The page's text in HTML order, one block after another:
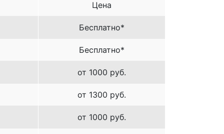
Цена
Бесплатно*
Бесплатно*
от 1000 руб.
от 1300 руб.
от 1000 руб.